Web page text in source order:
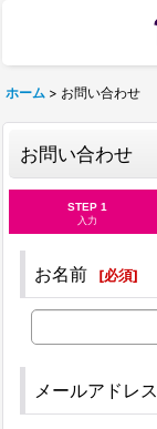
ホーム > お問い合わせ
お問い合わせ
STEP 1
入力
お名前 [必須]
メールアドレス